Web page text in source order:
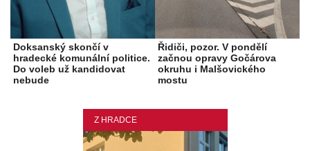
Doksanský skončí v
hradecké komunální politice.
Do voleb už kandidovat
nebude
Řidiči, pozor. V pondělí
začnou opravy Gočárova
okruhu i Malšovického
mostu
Z HRADCE